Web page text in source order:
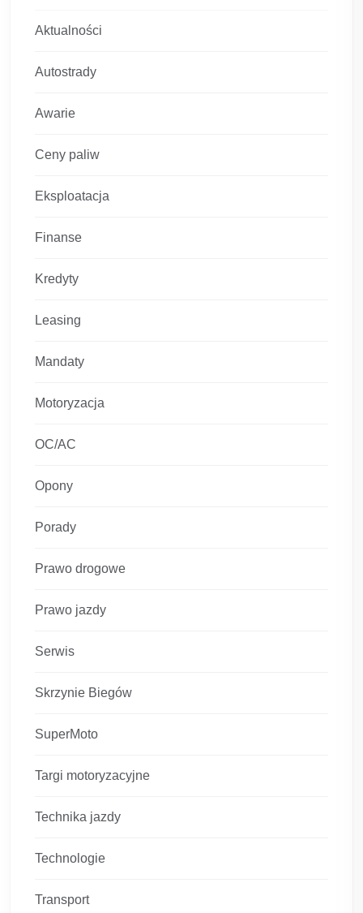
Aktualności
Autostrady
Awarie
Ceny paliw
Eksploatacja
Finanse
Kredyty
Leasing
Mandaty
Motoryzacja
OC/AC
Opony
Porady
Prawo drogowe
Prawo jazdy
Serwis
Skrzynie Biegów
SuperMoto
Targi motoryzacyjne
Technika jazdy
Technologie
Transport